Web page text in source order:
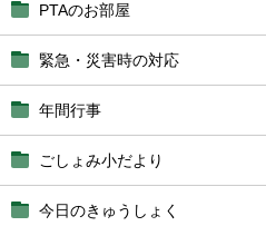
PTAのお部屋
緊急・災害時の対応
年間行事
ごしょみ小だより
今日のきゅうしょく